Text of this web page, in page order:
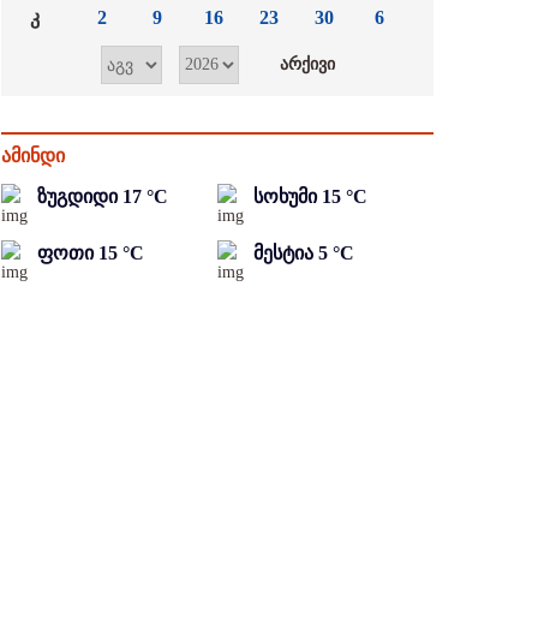
კ 2 9 16 23 30 6
ამინდი
ზუგდიდი 17 °C სოხუმი 15 °C
ფოთი 15 °C მესტია 5 °C